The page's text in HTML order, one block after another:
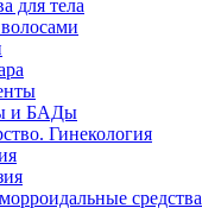
для тела
и БАДы
Гинекология
средства